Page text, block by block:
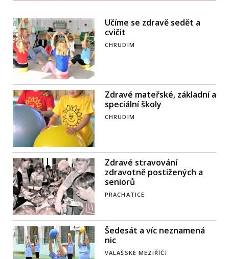
Učíme se zdravě sedět a
cvičit
CHRUDIM
Zdravé mateřské, základní a
speciální školy
CHRUDIM
Zdravé stravování
zdravotně postižených a
seniorů
PRACHATICE
Šedesát a víc neznamená
nic
VALAŠSKÉ MEZIŘÍČÍ